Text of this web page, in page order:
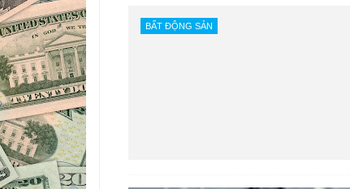
BẤT ĐỘNG SẢN